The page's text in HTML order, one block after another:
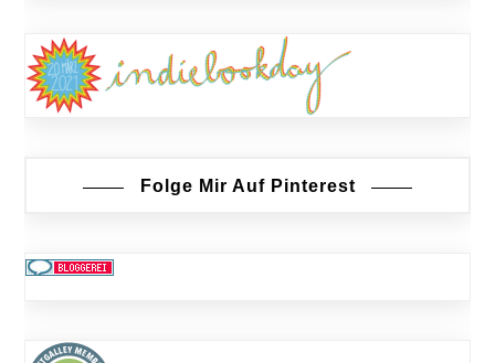
Folge Mir Auf Pinterest